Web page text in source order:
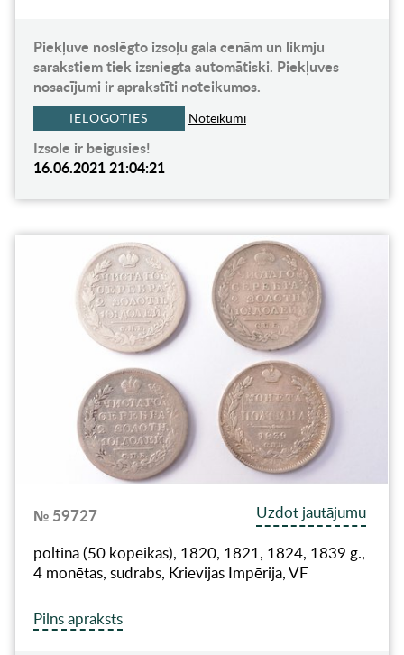
Piekļuve noslēgto izsoļu gala cenām un likmju
sarakstiem tiek izsniegta automātiski. Piekļuves
nosacījumi ir aprakstīti noteikumos.
IELOGOTIES Noteikumi
Izsole ir beigusies!
16.06.2021 21:04:21
№ 59727
Uzdot jautājumu
poltina (50 kopeikas), 1820, 1821, 1824, 1839 g.,
4 monētas, sudrabs, Krievijas Impērija, VF
Pilns apraksts